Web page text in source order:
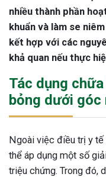
nhiều thành phần
khuẩn và làm se
kết hợp với các
khả quan nếu thực
Tác dụng
bỏng dưới góc
Ngoài việc điều trị y tế
thể áp dụng một số
triệu chứng. Trong đó,